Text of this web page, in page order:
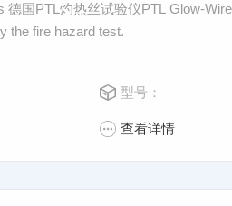
the fire hazard test.
型号：
查看详情